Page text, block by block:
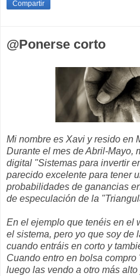
Compartir
@Ponerse corto
Mi nombre es Xavi y resido en
Durante el mes de Abril-Mayo,
digital "Sistemas para invertir
parecido excelente para tener
probabilidades de ganancias
de especulación de la
En el ejemplo que tenéis en el
el sistema, pero yo que soy de
cuando entráis en corto y
Cuando entro en bolsa
luego las vendo a otro más